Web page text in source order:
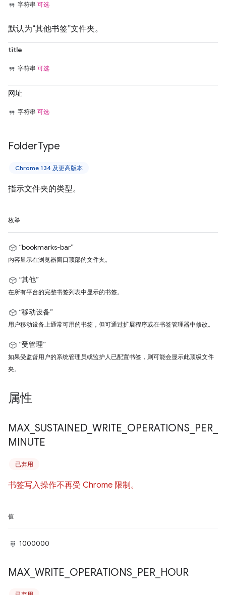
字符串 可选
默认为“其他书签”文件夹。
title
字符串 可选
网址
字符串 可选
FolderType
Chrome 134 及更高版本
指示文件夹的类型。
枚举
“bookmarks-bar”
内容显示在浏览器窗口顶部的文件夹。
“其他”
在所有平台的完整书签列表中显示的书签。
“移动设备”
用户移动设备上通常可用的书签，但可通过扩展程序或在书签管理器中修改。
“受管理”
如果受监督用户的系统管理员或监护人已配置书签，则可能会显示此顶级文件
夹。
属性
MAX SUSTAINED WRITE OPERATIONS PER
MINUTE
已弃用
书签写入操作不再受 Chrome 限制。
值
1000000
MAX WRITE OPERATIONS PER HOUR